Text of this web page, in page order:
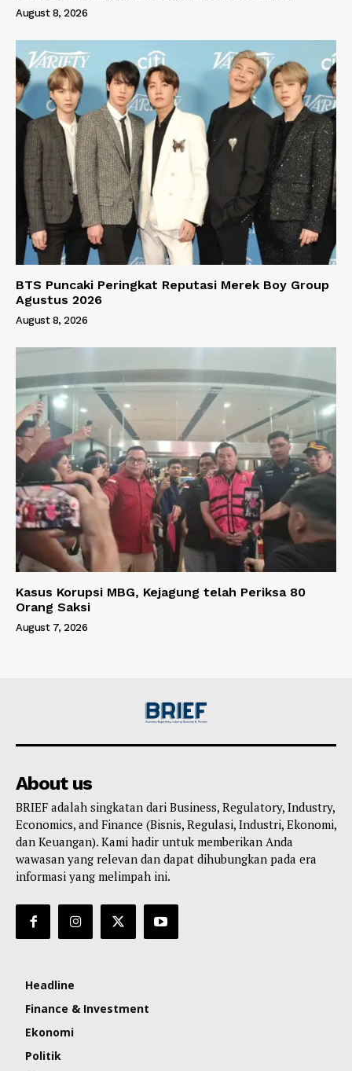
August 8, 2026
BTS Puncaki Peringkat Reputasi Merek Boy Group
Agustus 2026
August 8, 2026
Kasus Korupsi MBG, Kejagung telah Periksa 80
Orang Saksi
August 7, 2026
About us
BRIEF adalah singkatan dari Business, Regulatory, Industry,
Economics, and Finance (Bisnis, Regulasi, Industri, Ekonomi,
dan Keuangan). Kami hadir untuk memberikan Anda
wawasan yang relevan dan dapat dihubungkan pada era
informasi yang melimpah ini.
Headline
Finance & Investment
Ekonomi
Politik